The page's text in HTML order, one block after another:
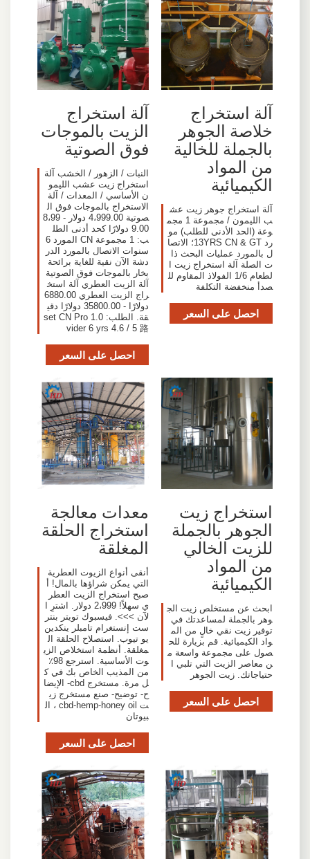
آلة استخراج
خلاصة الجوهر
بالجملة للخالية
من المواد
الكيميائية
آلة استخراج جوهر زيت عش
ب الليمون / مجموعة 1 مجم
وعة (الحد الأدنى للطلب) مو
رد 13YRS CN & GT؛ الاتصا
ل بالمورد عمليات البحث ذا
ت الصلة آلة استخراج زيت ا
لطعام 1/6 الفولاذ المقاوم لل
صدأ منخفضة التكلفة
احصل على السعر
آلة استخراج
الزيت بالموجات
فوق الصوتية
النبات / الزهور / الخشب آلة
استخراج زيت عشب الليمو
ن الأساسي / المعدات / آلة
الاستخراج بالموجات فوق ال
صوتية 4،999.00 دولار - 8،99
9.00 دولارًا كحد أدنى الطل
ب: 1 مجموعة CN المورد 6
سنوات الاتصال بالمورد الدر
دشة الآن نقية للغاية برائحة
بخار بالموجات فوق الصوتية
آلة الزيت العطري آلة استخ
راج الزيت العطري 6880.00
دولارًا - 35800.00 دولارًا دقي
قة. الطلب: 1.0 set CN Pro
vider 6 yrs 4.6 / 5 路
احصل على السعر
استخراج زيت
الجوهر بالجملة
للزيت الخالي
من المواد
الكيميائية
ابحث عن مستخلص زيت الج
وهر بالجملة لمساعدتك في
توفير زيت نقي خالٍ من الم
واد الكيميائية. قم بزيارة للح
صول على مجموعة واسعة م
ن معاصر الزيت التي تلبي ا
حتياجاتك. زيت الجوهر
احصل على السعر
معدات معالجة
استخراج الحلقة
المغلقة
أنقى أنواع الزيوت العطرية
التي يمكن شراؤها بالمال! أ
صبح استخراج الزيت العطر
ي سهلاً! 2،999 دولار. اشترِ ا
لآن >>>. فيسبوك تويتر بنتر
ست إنستغرام تامبلر ينكدين
يو تيوب. استصلاح الحلقة ال
مغلقة. أنظمة استخلاص الزي
وت الأساسية. استرجع 98٪
من المذيب الخاص بك في ك
ل مرة. مستخرج cbd- الإيضا
ح- توضيح- صنع مستخرج زي
ت cbd-hemp-honey oil ، ال
بيوتان
احصل على السعر